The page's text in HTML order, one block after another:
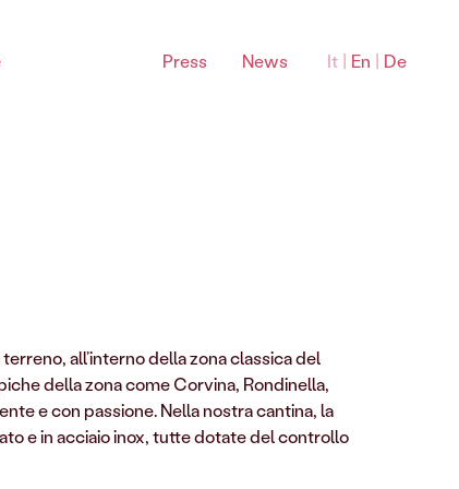
Bardolino DOC
Rocca Bardolino DOC
Bardolino DOC
Press News It | En | De
all’interno della zona classica del
della zona come Corvina, Rondinella,
e con passione. Nella nostra cantina, la
e in acciaio inox, tutte dotate del controllo